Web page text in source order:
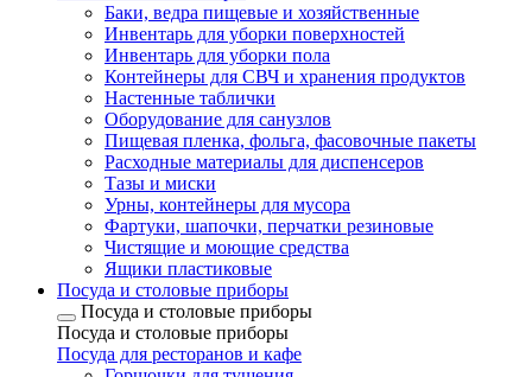
Баки, ведра пищевые и хозяйственные
Инвентарь для уборки поверхностей
Инвентарь для уборки пола
Контейнеры для СВЧ и хранения продуктов
Настенные таблички
Оборудование для санузлов
Пищевая пленка, фольга, фасовочные пакеты
Расходные материалы для диспенсеров
Тазы и миски
Урны, контейнеры для мусора
Фартуки, шапочки, перчатки резиновые
Чистящие и моющие средства
Ящики пластиковые
Посуда и столовые приборы
Посуда и столовые приборы
Посуда и столовые приборы
Посуда для ресторанов и кафе